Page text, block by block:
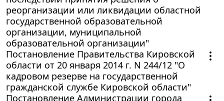
реорганизации или ликвидации областной
государственной образовательной
организации, муниципальной
образовательной организации"
Постановление Правительства Кировской
области от 20 января 2014 г. N 244/12 "О
кадровом резерве на государственной
гражданской службе Кировской области"
Постановление Администрации города